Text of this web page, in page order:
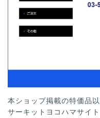
本ショップ掲載の特価品
サーキットヨコハマサイ